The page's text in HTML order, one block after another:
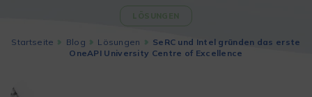
LÖSUNGEN
Startseite Blog Lösungen
SeRC und Intel gründen das erste
OneAPI University Centre of Excellence